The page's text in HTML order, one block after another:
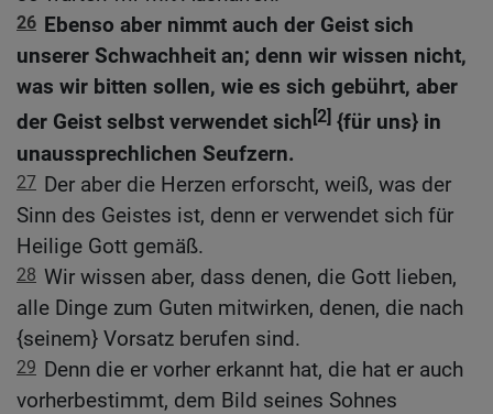
26 Ebenso aber nimmt auch der Geist sich
unserer Schwachheit an; denn wir wissen nicht,
was wir bitten sollen, wie es sich gebührt, aber
der Geist selbst verwendet sich [2] {für uns} in
unaussprechlichen Seufzern.
27 Der aber die Herzen erforscht, weiß, was der
Sinn des Geistes ist, denn er verwendet sich für
Heilige Gott gemäß.
28 Wir wissen aber, dass denen, die Gott lieben,
alle Dinge zum Guten mitwirken, denen, die nach
{seinem} Vorsatz berufen sind.
29 Denn die er vorher erkannt hat, die hat er auch
vorherbestimmt, dem Bild seines Sohnes